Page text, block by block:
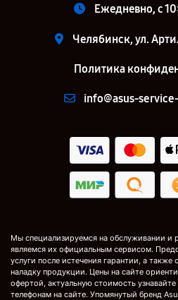
Ежедневно, с
Челябинск, ул.
Политика
info@asus-
Мы специализируемся на обслуживании и
являемся их официальным сервисом.
услуги после истечения гарантии, а
наладку продукции. Цены на сайте
офертой, актуальную стоимость
телефонам на сайте. Упомянутый бренд